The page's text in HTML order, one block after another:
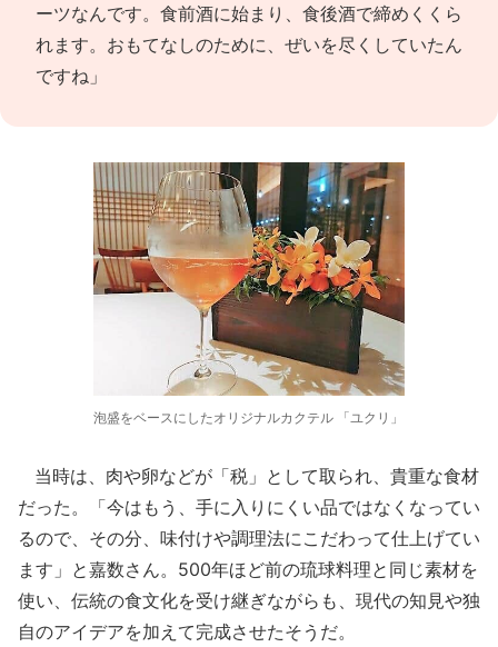
ーツなんです。食前酒に始まり、食後酒で締めくくら
れます。おもてなしのために、ぜいを尽くしていたん
ですね」
泡盛をベースにしたオリジナルカクテル 「ユクリ」
当時は、肉や卵などが「税」として取られ、貴重な食材
だった。「今はもう、手に入りにくい品ではなくなってい
るので、その分、味付けや調理法にこだわって仕上げてい
ます」と嘉数さん。500年ほど前の琉球料理と同じ素材を
使い、伝統の食文化を受け継ぎながらも、現代の知見や独
自のアイデアを加えて完成させたそうだ。